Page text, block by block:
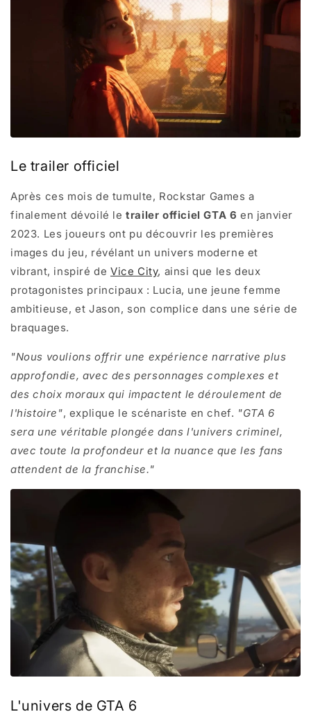
Le trailer officiel
Après ces mois de tumulte, Rockstar Games a
finalement dévoilé letrailer officiel GTA 6 en janvier
2023. Les joueurs ont pu découvrir les premières
images du jeu, révélant un univers moderne et
vibrant, inspiré de Vice City, ainsi que les deux
protagonistes principaux : Lucia, une jeune femme
ambitieuse, et Jason, son complice dans une série de
braquages.
"Nous voulions offrir une expérience narrative plus
approfondie, avec des personnages complexes et
des choix moraux qui impactent le déroulement de
l'histoire", explique le scénariste en chef. "GTA 6
sera une véritable plongée dans l'univers criminel,
avec toute la profondeur et la nuance que les fans
attendent de la franchise."
L'univers de GTA 6